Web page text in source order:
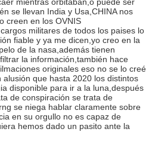
se llevan India y Usa,CHINA nos
creen en los OVNIS
militares de todos los paises lo
fiable y ya me dicen,yo creo en la
de la nasa,además tienen
la información,también hace
originales eso no se lo creé
que hasta 2020 los distintos
disponible para ir a la luna,después
de conspiración se trata de
se niega hablar claramente sobre
en su orgullo no es capaz de
hemos dado un pasito ante la